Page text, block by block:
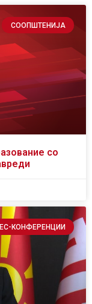
СООПШТЕНИЈА
со
КОНФЕРЕНЦИИ